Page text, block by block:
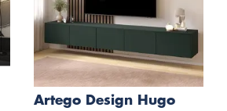
Artego Design Hugo